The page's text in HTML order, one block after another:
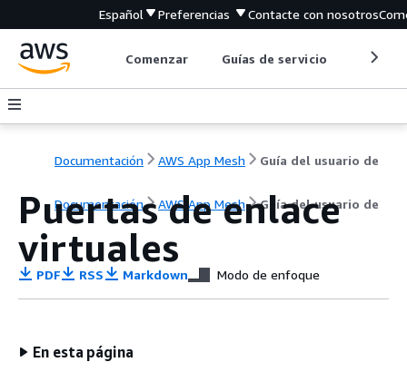
Español Preferencias Contacte con nosotros
Comenzar Guías de servicio
Documentación AWS App Mesh Guía del usuario de
Documentación AWS App Mesh Guía del usuario de
Puertas de enlace
virtuales
PDF RSS Markdown Modo de enfoque
En esta página